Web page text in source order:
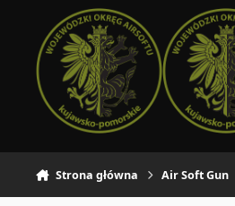
Skocz do zawartości
Strona główna Air Soft Gun